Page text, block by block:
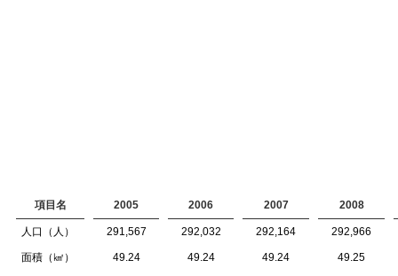
項目名 2005 2006 2007 2008
人口（人） 291,567 292,032 292,164 292,966
面積（㎢） 49.24 49.24 49.24 49.25